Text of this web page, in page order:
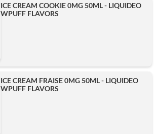
ICE CREAM COOKIE 0MG 50ML - LIQUIDEO
WPUFF FLAVORS
ICE CREAM FRAISE 0MG 50ML - LIQUIDEO
WPUFF FLAVORS